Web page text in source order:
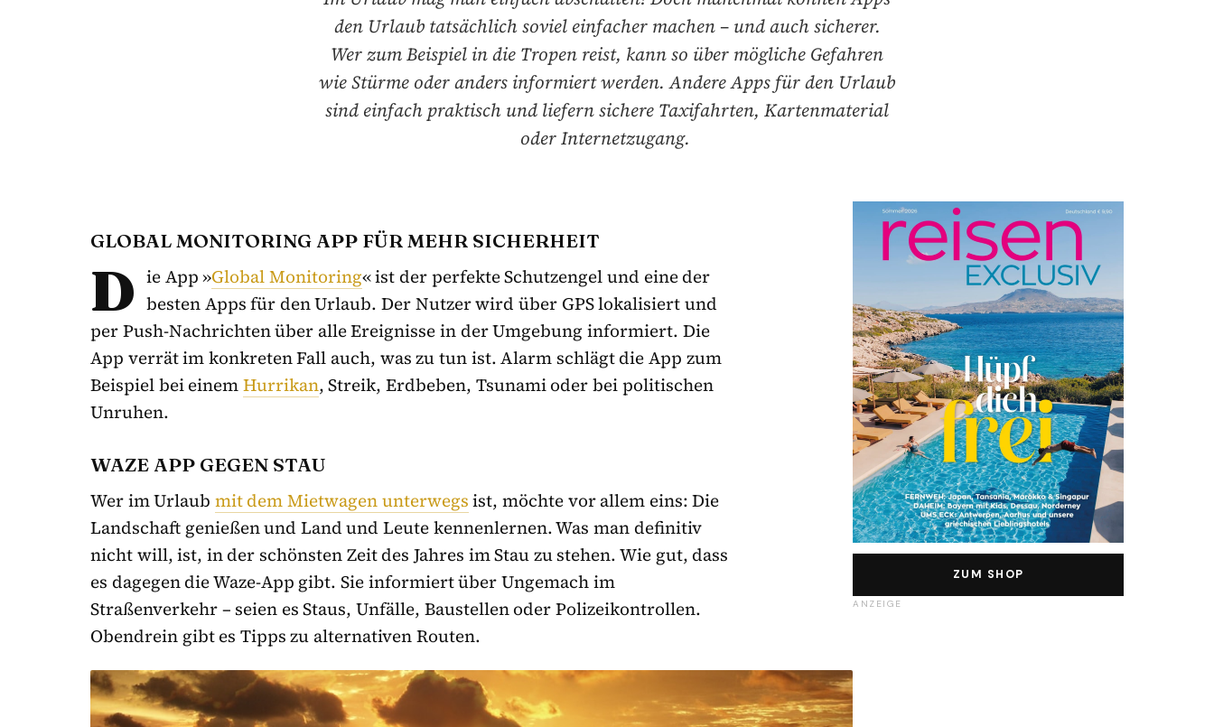
den Urlaub tatsächlich soviel einfacher machen – und auch sicherer.
Wer zum Beispiel in die Tropen reist, kann so über mögliche Gefahren
wie Stürme oder anders informiert werden. Andere Apps für den Urlaub
sind einfach praktisch und liefern sichere Taxifahrten, Kartenmaterial
oder Internetzugang.
GLOBAL MONITORING APP FÜR MEHR SICHERHEIT
D ie App »Global Monitoring« ist der perfekte Schutzengel und eine der
besten Apps für den Urlaub. Der Nutzer wird über GPS lokalisiert und
per Push-Nachrichten über alle Ereignisse in der Umgebung informiert. Die
App verrät im konkreten Fall auch, was zu tun ist. Alarm schlägt die App zum
Beispiel bei einemHurrikan, Streik, Erdbeben, Tsunami oder bei politischen
Unruhen.
WAZE APP GEGEN STAU
Wer im Urlaub mit dem Mietwagen unterwegsist, möchte vor allem eins: Die
Landschaft genießen und Land und Leute kennenlernen. Was man definitiv
nicht will, ist, in der schönsten Zeit des Jahres im Stau zu stehen. Wie gut, dass
es dagegen die Waze-App gibt. Sie informiert über Ungemach im
Straßenverkehr – seien es Staus, Unfälle, Baustellen oder Polizeikontrollen.
Obendrein gibt es Tipps zu alternativen Routen.
ZUM SHOP
ANZEIGE